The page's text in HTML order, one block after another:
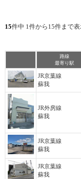
15件中 1件から15件まで
路線
最寄り駅
JR京葉線
蘇我
JR外房線
蘇我
JR京葉線
蘇我
JR京葉線
蘇我